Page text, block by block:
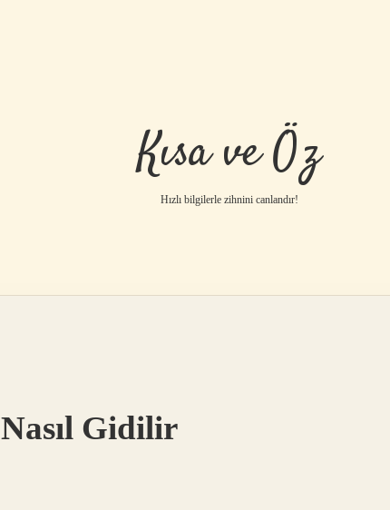
Kısa ve Öz
Hızlı bilgilerle zihnini canlandır!
Gidilir